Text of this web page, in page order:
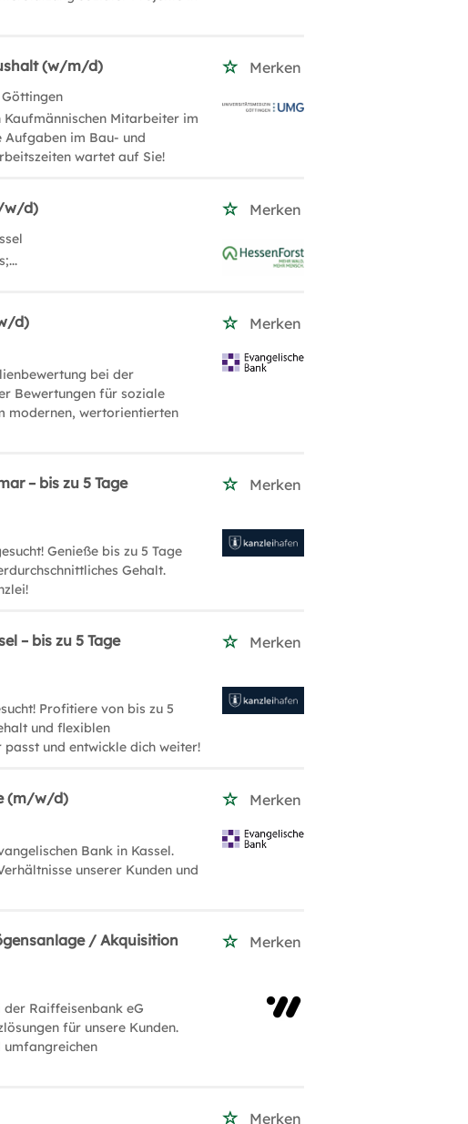
(w/m/d) Merken
Mitarbeiter im
im Bau- und
wartet auf Sie!
w/d) Merken
d) Merken
bei der
Bewertungen für soziale
modernen, wertorientierten
– bis zu 5 Tage
Merken
Genieße bis zu 5 Tage
Gehalt.
– bis zu 5 Tage
Merken
Profitiere von bis zu 5
und flexiblen
und entwickle dich weiter!
(m/w/d) Merken
Bank in Kassel.
unserer Kunden und
/ Akquisition
Merken
Raiffeisenbank eG
für unsere Kunden.
umfangreichen
Merken